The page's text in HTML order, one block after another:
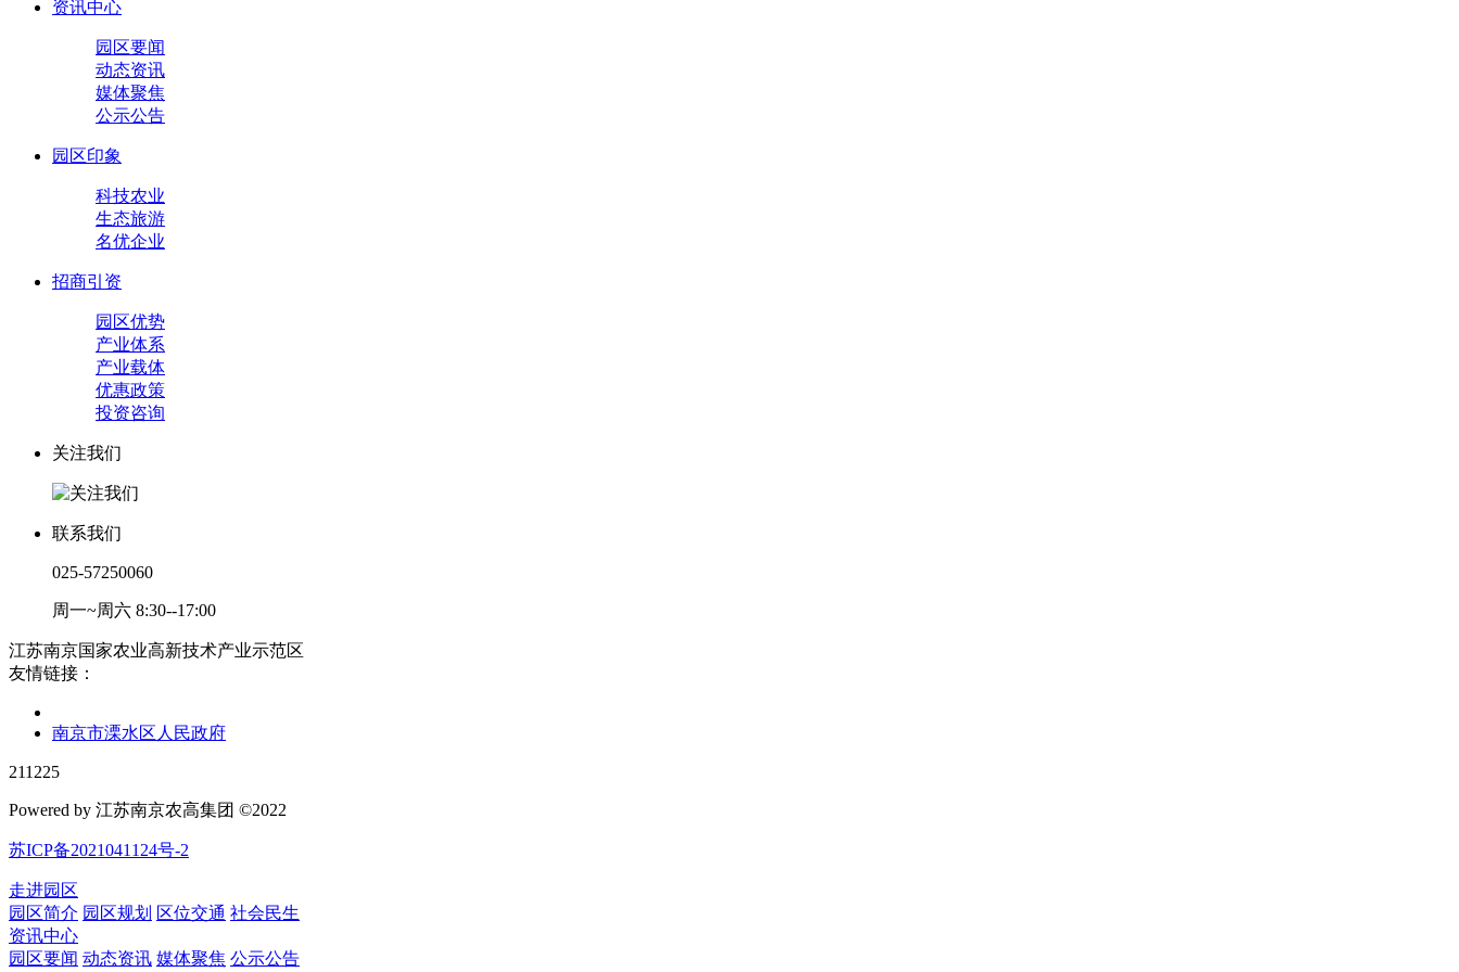
资讯中心
园区要闻
动态资讯
媒体聚焦
公示公告
园区印象
科技农业
生态旅游
名优企业
招商引资
园区优势
产业体系
产业载体
优惠政策
投资咨询
关注我们
联系我们
025-57250060
周一~周六 8:30--17:00
江苏南京国家农业高新技术产业示范区
友情链接：
南京市溧水区人民政府
211225
Powered by 江苏南京农高集团 ©2022
苏ICP备2021041124号-2
走进园区
园区简介 园区规划 区位交通 社会民生
资讯中心
园区要闻 动态资讯 媒体聚焦 公示公告